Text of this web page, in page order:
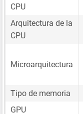
CPU
Arquitectura de la
CPU
Microarquitectura
Tipo de memoria
GPU